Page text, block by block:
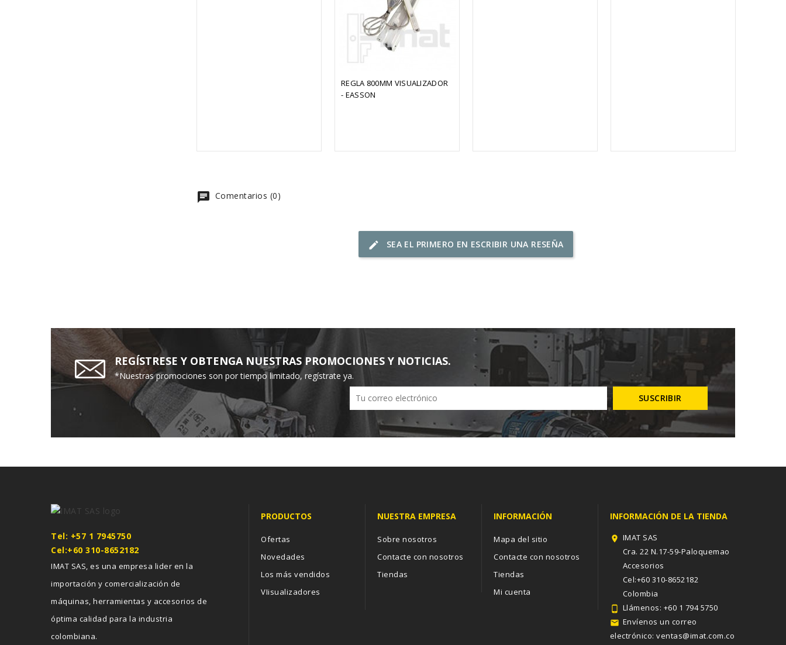
REGLA 800MM VISUALIZADOR
- EASSON
chat Comentarios (0)
edit SEA EL PRIMERO EN ESCRIBIR UNA RESEÑA
REGÍSTRESE Y OBTENGA NUESTRAS PROMOCIONES Y NOTICIAS.
*Nuestras promociones son por tiempo limitado, regístrate ya.
Tel: +57 1 7945750
Cel:+60 310-8652182
IMAT SAS, es una empresa lider en la
importación y comercialización de
máquinas, herramientas y accesorios de
óptima calidad para la industria
colombiana.
PRODUCTOS
Ofertas
Novedades
Los más vendidos
VIisualizadores
NUESTRA EMPRESA
Sobre nosotros
Contacte con nosotros
Tiendas
INFORMACIÓN
Mapa del sitio
Contacte con nosotros
Tiendas
Mi cuenta
INFORMACIÓN DE LA TIENDA
 IMAT SAS
Cra. 22 N.17-59-Paloquemao
Accesorios
Cel:+60 310-8652182
Colombia
 Llámenos: +60 1 794 5750
 Envíenos un correo
electrónico:ventas@imat.com.co